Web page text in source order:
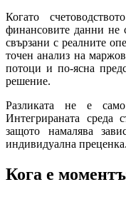
Когато
финансовите данни не
свързани с реалните
точен анализ на
потоци и по-ясна
решение.
Разликата не е само
Интегрираната среда
защото намалява
индивидуална преценка.
Кога е